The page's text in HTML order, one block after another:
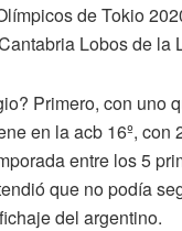
de Tokio
Lobos de la
Primero, con uno
en la acb 16º,
entre los 5
que no podía
del argentino.